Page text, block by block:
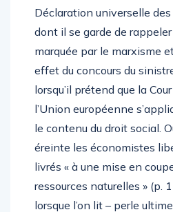
se pince lorsque l’auteur
Déclaration universelle des
dont il se garde de rappeler
marquée par le marxisme
effet du concours du
lorsqu’il prétend que la
l’Union européenne
le contenu du droit social.
éreinte les économistes
livrés « à une mise en
ressources naturelles » (p.